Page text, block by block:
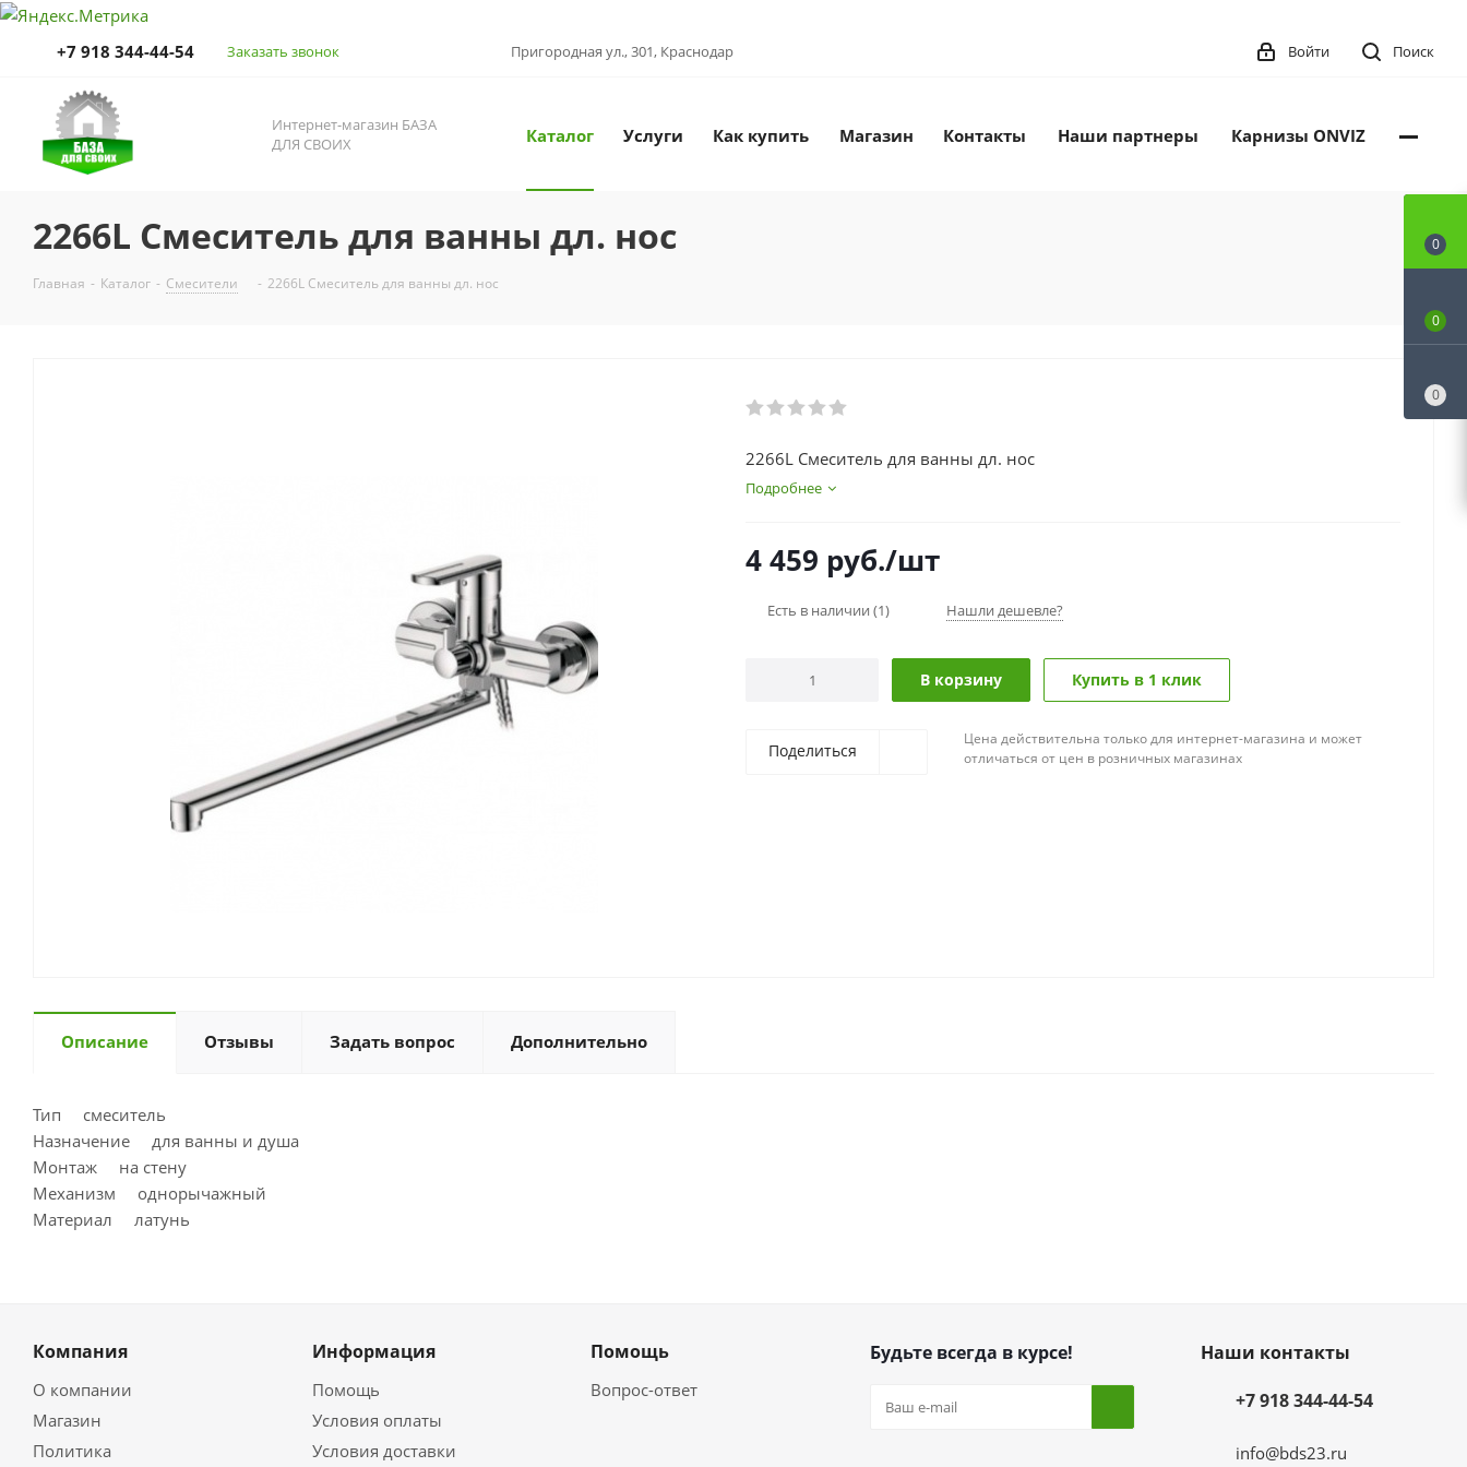
+7 918 344-44-54 Заказать звонок Пригородная ул., 301, Краснодар Поиск
Войти
Интернет-магазин БАЗА
ДЛЯ СВОИХ
Каталог Услуги Как купить Магазин Контакты Наши партнеры Карнизы ONVIZ
2266L Смеситель для ванны дл. нос
Главная - Каталог - Смесители - 2266L Смеситель для ванны дл. нос
2266L Смеситель для ванны дл. нос
Подробнее
4 459 руб./шт
Есть в наличии (1) Нашли дешевле?
В корзину Купить в 1 клик
Поделиться
Цена действительна только для интернет-магазина и может
отличаться от цен в розничных магазинах
Описание Отзывы Задать вопрос Дополнительно
Тип смеситель
Назначение для ванны и душа
Монтаж на стену
Механизм однорычажный
Материал латунь
Компания
О компании
Магазин
Политика
Информация
Помощь
Условия оплаты
Условия доставки
Помощь
Вопрос-ответ
Будьте всегда в курсе!
Наши контакты
+7 918 344-44-54
info@bds23.ru
0
0
0